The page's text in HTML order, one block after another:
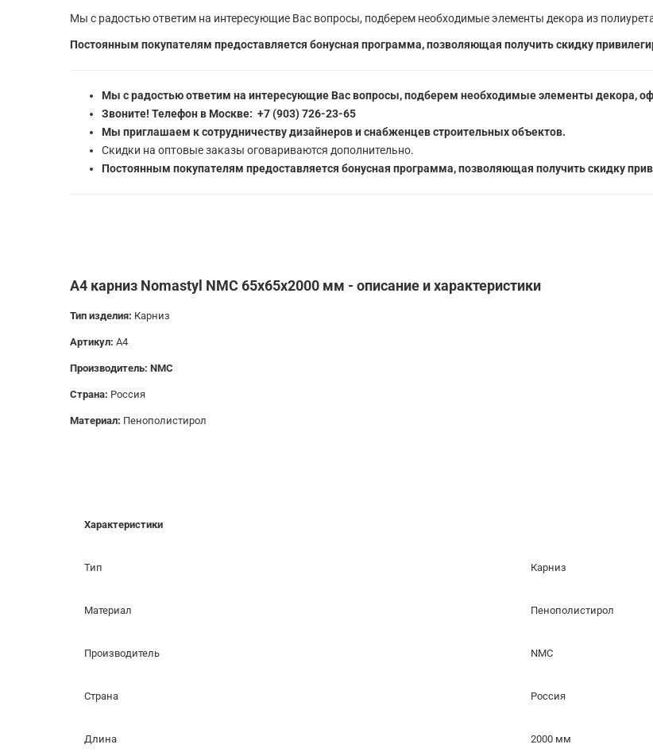
Мы с радостью ответим на интересующие Вас вопросы, подберем необходимые элементы декора из
Постоянным покупателям предоставляется бонусная программа, позволяющая получить скидку
Мы с радостью ответим на интересующие Вас вопросы, подберем необходимые элементы декора,
Звоните! Телефон в Москве: +7 (903) 726-23-65
Мы приглашаем к сотрудничеству дизайнеров и снабженцев строительных объектов.
Скидки на оптовые заказы оговариваются дополнительно.
Постоянным покупателям предоставляется бонусная программа, позволяющая получить скидку
A4 карниз Nomastyl NMC 65х65х2000 мм - описание и характеристики
Тип изделия: Карниз
Артикул: A4
Производитель: NMC
Страна: Россия
Материал: Пенополистирол
Характеристики
Тип Карниз
Материал Пенополистирол
Производитель NMC
Страна Россия
Длина 2000 мм